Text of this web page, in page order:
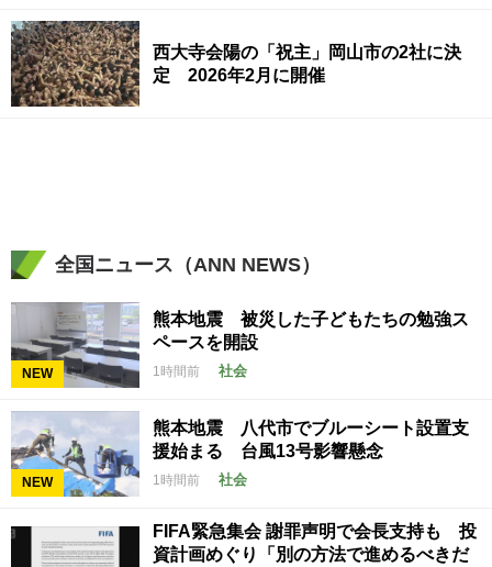
西大寺会陽の「祝主」岡山市の2社に決
定 2026年2月に開催
全国ニュース（ANN NEWS）
NEW
熊本地震 被災した子どもたちの勉強ス
ペースを開設
1時間前 社会
NEW
熊本地震 八代市でブルーシート設置支
援始まる 台風13号影響懸念
1時間前 社会
FIFA緊急集会 謝罪声明で会長支持も 投
資計画めぐり「別の方法で進めるべきだ